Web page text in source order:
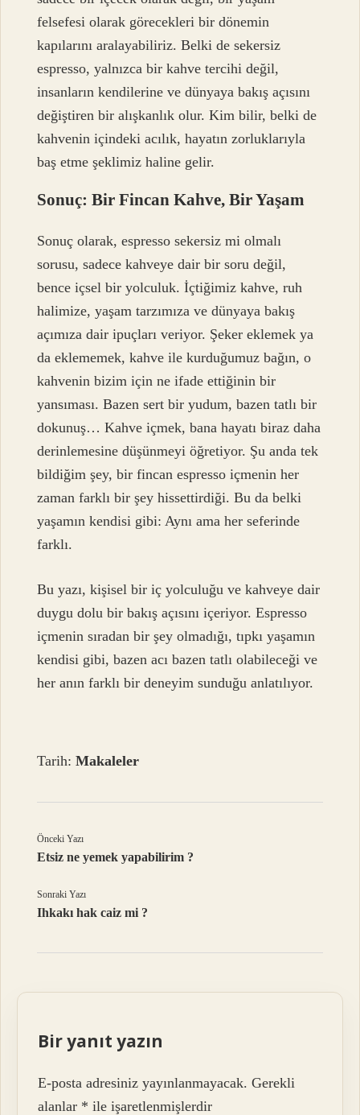
felsefesi olarak görecekleri bir dönemin
kapılarını aralayabiliriz. Belki de sekersiz
espresso, yalnızca bir kahve tercihi değil,
insanların kendilerine ve dünyaya bakış açısını
değiştiren bir alışkanlık olur. Kim bilir, belki de
kahvenin içindeki acılık, hayatın zorluklarıyla
baş etme şeklimiz haline gelir.
Sonuç: Bir Fincan Kahve, Bir Yaşam
Sonuç olarak, espresso sekersiz mi olmalı
sorusu, sadece kahveye dair bir soru değil,
bence içsel bir yolculuk. İçtiğimiz kahve, ruh
halimize, yaşam tarzımıza ve dünyaya bakış
açımıza dair ipuçları veriyor. Şeker eklemek ya
da eklememek, kahve ile kurduğumuz bağın, o
kahvenin bizim için ne ifade ettiğinin bir
yansıması. Bazen sert bir yudum, bazen tatlı bir
dokunuş… Kahve içmek, bana hayatı biraz daha
derinlemesine düşünmeyi öğretiyor. Şu anda tek
bildiğim şey, bir fincan espresso içmenin her
zaman farklı bir şey hissettirdiği. Bu da belki
yaşamın kendisi gibi: Aynı ama her seferinde
farklı.
Bu yazı, kişisel bir iç yolculuğu ve kahveye dair
duygu dolu bir bakış açısını içeriyor. Espresso
içmenin sıradan bir şey olmadığı, tıpkı yaşamın
kendisi gibi, bazen acı bazen tatlı olabileceği ve
her anın farklı bir deneyim sunduğu anlatılıyor.
Tarih:Makaleler
Önceki Yazı
Etsiz ne yemek yapabilirim ?
Sonraki Yazı
Ihkakı hak caiz mi ?
Bir yanıt yazın
E-posta adresiniz yayınlanmayacak. Gerekli
alanlar * ile işaretlenmişlerdir